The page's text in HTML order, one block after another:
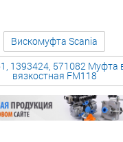
Вискомуфта Scania
1393424, 571082 Муфта
вязкостная FM118